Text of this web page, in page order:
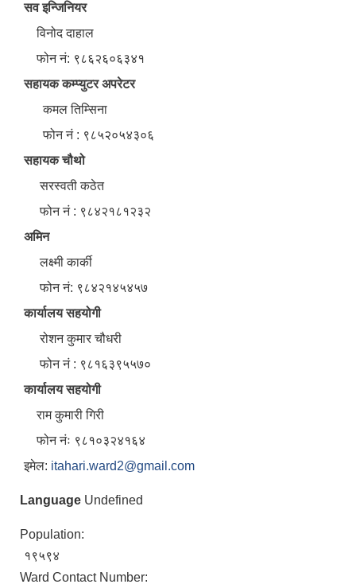
सव इन्जिनियर
विनोद दाहाल
फोन नं: ९८६२६०६३४१
सहायक कम्प्युटर अपरेटर
कमल तिम्सिना
फोन नं : ९८५२०५४३०६
सहायक चौथो
सरस्वती कठेत
फोन नं : ९८४२१८१२३२
अमिन
लक्ष्मी कार्की
फोन नं: ९८४२१४५४५७
कार्यालय सहयोगी
रोशन कुमार चौधरी
फोन नं : ९८१६३९५५७०
कार्यालय सहयोगी
राम कुमारी गिरी
फोन नंः ९८१०३२४१६४
इमेल: itahari.ward2@gmail.com
Language Undefined
Population:
१९५९४
Ward Contact Number: